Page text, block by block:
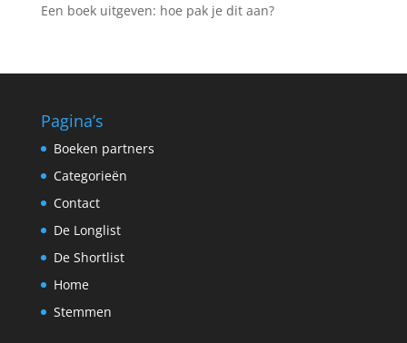
Een boek uitgeven: hoe pak je dit aan?
Pagina’s
Boeken partners
Categorieën
Contact
De Longlist
De Shortlist
Home
Stemmen